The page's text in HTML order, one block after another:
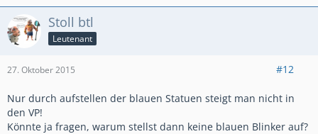
Stoll btl
Leutenant
27. Oktober 2015 #12
Nur durch aufstellen der blauen Statuen steigt man nicht in
den VP!
Könnte ja fragen, warum stellst dann keine blauen Blinker auf?